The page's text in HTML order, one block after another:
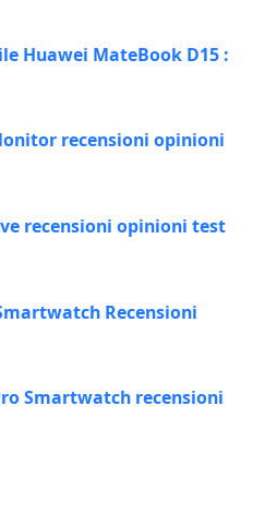
Huawei MateBook D15 :
recensioni opinioni
recensioni opinioni test
Recensioni
Smartwatch recensioni